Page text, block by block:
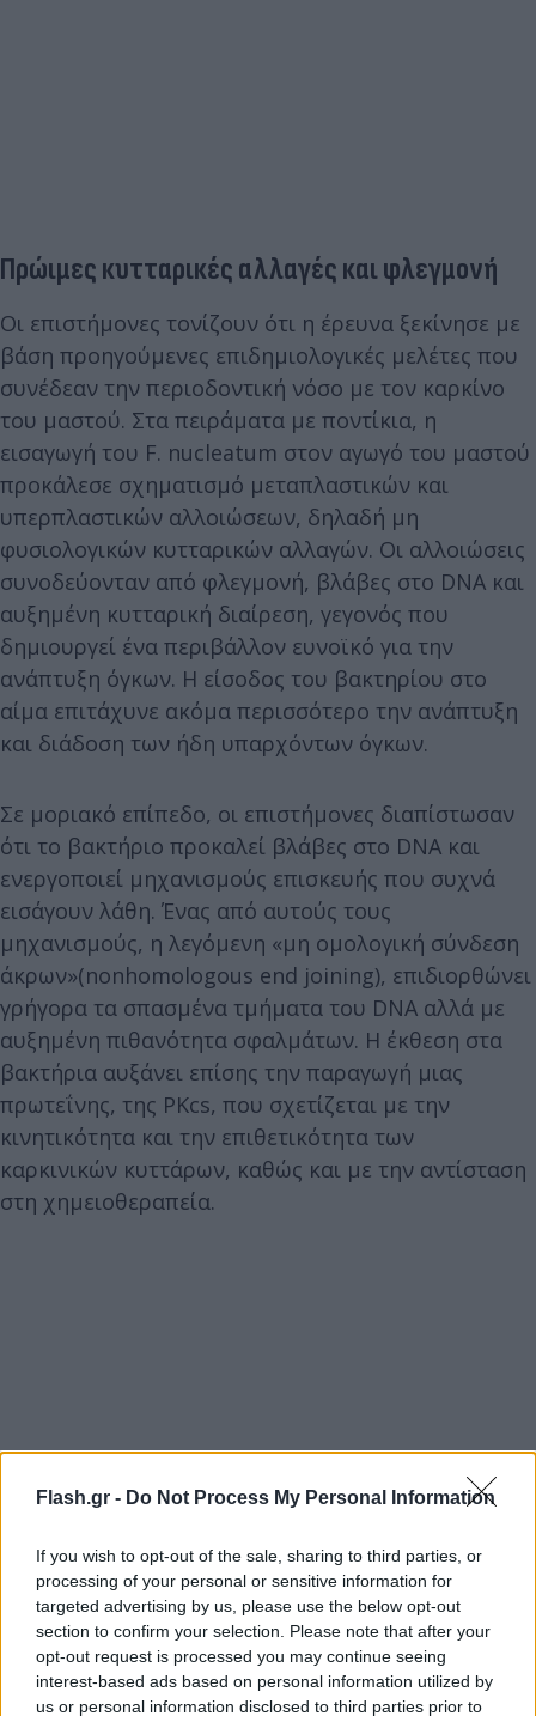
Flash.gr - Do Not Process My Personal Information
If you wish to opt-out of the sale, sharing to third parties, or
processing of your personal or sensitive information for
targeted advertising by us, please use the below opt-out
section to confirm your selection. Please note that after your
opt-out request is processed you may continue seeing
interest-based ads based on personal information utilized by
us or personal information disclosed to third parties prior to
Πρώιμες κυτταρικές αλλαγές και φλεγμονή
Οι επιστήμονες τονίζουν ότι η έρευνα ξεκίνησε με
βάση προηγούμενες επιδημιολογικές μελέτες που
συνέδεαν την περιοδοντική νόσο με τον καρκίνο
του μαστού. Στα πειράματα με ποντίκια, η
εισαγωγή του F. nucleatum στον αγωγό του μαστού
προκάλεσε σχηματισμό μεταπλαστικών και
υπερπλαστικών αλλοιώσεων, δηλαδή μη
φυσιολογικών κυτταρικών αλλαγών. Οι αλλοιώσεις
συνοδεύονταν από φλεγμονή, βλάβες στο DNA και
αυξημένη κυτταρική διαίρεση, γεγονός που
δημιουργεί ένα περιβάλλον ευνοϊκό για την
ανάπτυξη όγκων. Η είσοδος του βακτηρίου στο
αίμα επιτάχυνε ακόμα περισσότερο την ανάπτυξη
και διάδοση των ήδη υπαρχόντων όγκων.
Σε μοριακό επίπεδο, οι επιστήμονες διαπίστωσαν
ότι το βακτήριο προκαλεί βλάβες στο DNA και
ενεργοποιεί μηχανισμούς επισκευής που συχνά
εισάγουν λάθη. Ένας από αυτούς τους
μηχανισμούς, η λεγόμενη «μη ομολογική σύνδεση
άκρων»(nonhomologous end joining), επιδιορθώνει
γρήγορα τα σπασμένα τμήματα του DNA αλλά με
αυξημένη πιθανότητα σφαλμάτων. Η έκθεση στα
βακτήρια αυξάνει επίσης την παραγωγή μιας
πρωτεΐνης, της PKcs, που σχετίζεται με την
κινητικότητα και την επιθετικότητα των
καρκινικών κυττάρων, καθώς και με την αντίσταση
στη χημειοθεραπεία.